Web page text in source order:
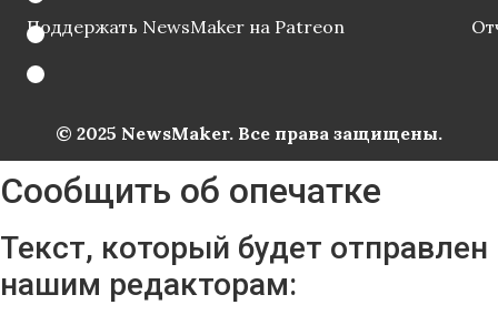
Поддержать NewsMaker на Patreon
© 2025 NewsMaker. Все права защищены.
Сообщить об опечатке
Текст, который будет отправлен
нашим редакторам: